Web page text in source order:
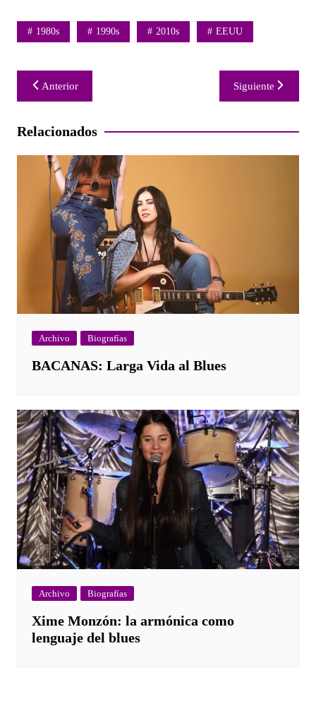
1980s 1990s 2010s EEUU
Navegación
de
entradas
Anterior Siguiente
Relacionados
Archivo Biografías
BACANAS: Larga Vida al Blues
Archivo Biografías
Xime Monzón: la armónica como
lenguaje del blues